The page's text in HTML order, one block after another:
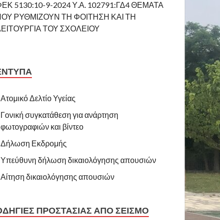
5130:10-9-2024 Υ.Α. 102791:ΓΔ4 ΘΕΜΑΤΑ
ΡΥΘΜΙΖΟΥΝ ΤΗ ΦΟΙΤΗΣΗ ΚΑΙ ΤΗ
ΤΟΥ ΣΧΟΛΕΙΟΥ
Ατομικό Δελτίο Υγείας
Γονική συγκατάθεση για ανάρτηση
φωτογραφιών και βίντεο
Δήλωση Εκδρομής
Υπεύθυνη δήλωση δικαιολόγησης απουσιών
Αίτηση δικαιολόγησης απουσιών
ΠΡΟΣΤΑΣΙΑΣ ΑΠΟ ΣΕΙΣΜΟ